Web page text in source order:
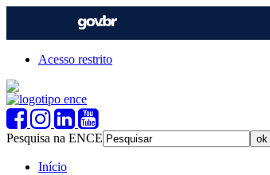
Acesso restrito
Pesquisa na ENCE
Início